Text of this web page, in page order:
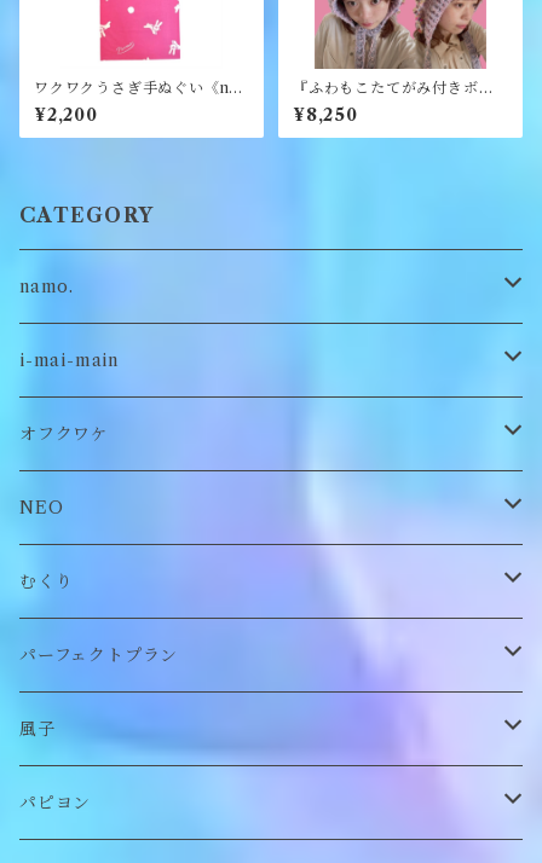
ワクワクうさぎ手ぬぐい《na
mo.》
¥2,200
『ふわもこたてがみ付きボン
ネット』《merry yarn》
¥8,250
CATEGORY
namo.
古着
オリジナル
i-mai-main
ビスチェ
付け襟
帽子
スヌード
チョーカー/ネックレス
バッグ
オフクワケ
トップス
アウター
付け襟
bag/巾着
パンツ
NEO
財布
ポーチ
bag/巾着
ピアス/イヤリング
むくり
リング
ピアス/イヤリング
ブローチ
パーフェクトプラン
ワンピース
トップス
風子
ぬいぐるみ
パピヨン